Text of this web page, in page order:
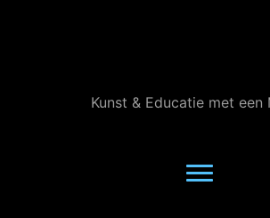
Kunst & Educatie met een